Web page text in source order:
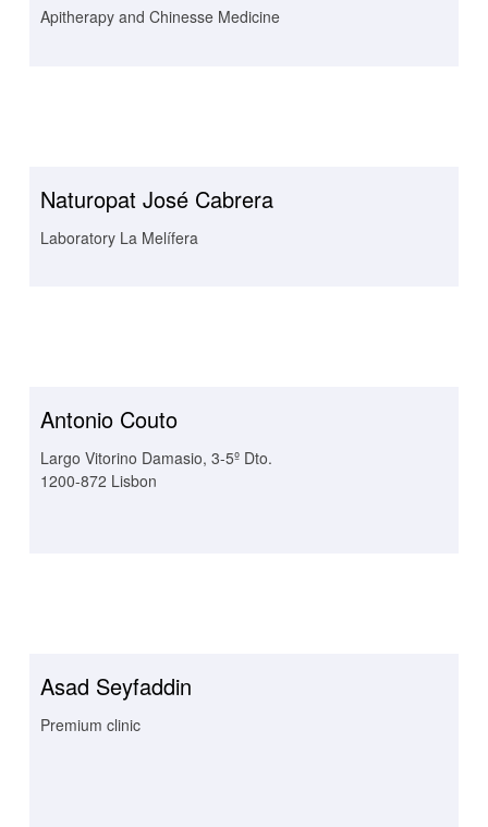
Apitherapy and Chinesse Medicine
Naturopat José Cabrera
Laboratory La Melífera
Antonio Couto
Largo Vitorino Damasio, 3-5º Dto.
1200-872 Lisbon
Asad Seyfaddin
Premium clinic